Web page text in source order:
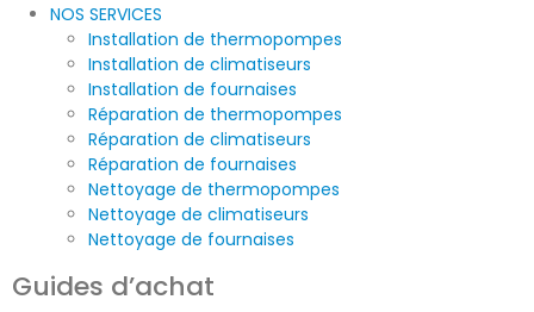
NOS SERVICES
Installation de thermopompes
Installation de climatiseurs
Installation de fournaises
Réparation de thermopompes
Réparation de climatiseurs
Réparation de fournaises
Nettoyage de thermopompes
Nettoyage de climatiseurs
Nettoyage de fournaises
Guides d’achat